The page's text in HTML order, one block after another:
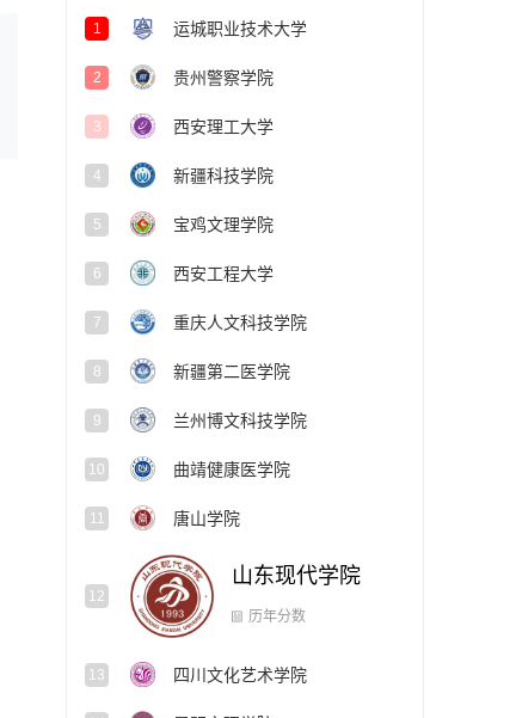
1 运城职业技术大学
2 贵州警察学院
3 西安理工大学
4 新疆科技学院
5 宝鸡文理学院
6 西安工程大学
7 重庆人文科技学院
8 新疆第二医学院
9 兰州博文科技学院
10 曲靖健康医学院
11 唐山学院
12
山东现代学院
历年分数
13 四川文化艺术学院